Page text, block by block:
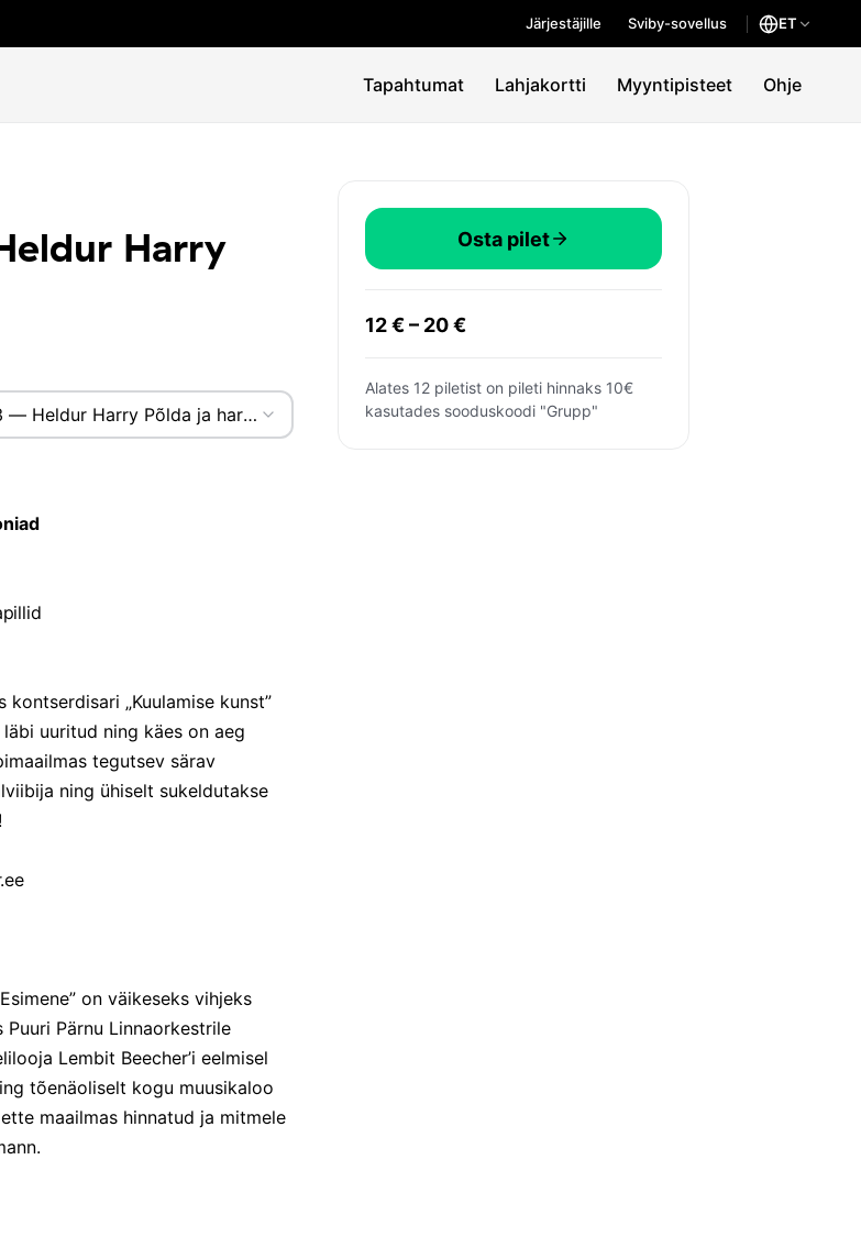
Järjestäjille Sviby-sovellus ET
Tapahtumat Lahjakortti Myyntipisteet Ohje
Harry
— Heldur Harry Põlda ja harmooniad Pärnu Kontserdimaja
„Kuulamise kunst”
uuritud ning käes on aeg
tegutsev särav
ning ühiselt sukeldutakse
on väikeseks vihjeks
Pärnu Linnaorkestrile
Lembit Beecher’i eelmisel
tõenäoliselt kogu muusikaloo
maailmas hinnatud ja mitmele
Osta pilet
12 € – 20 €
Alates 12 piletist on pileti hinnaks 10€
kasutades sooduskoodi "Grupp"